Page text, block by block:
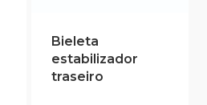
Bieleta
estabilizador
traseiro